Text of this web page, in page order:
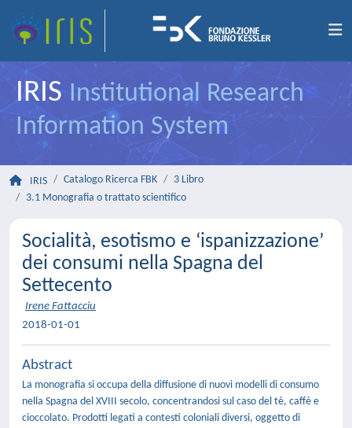
IRIS Institutional Research
Information System
IRIS Catalogo Ricerca FBK
3 Libro
3.1 Monografia o trattato scientifico
Socialità, esotismo e ‘ispanizzazione’
dei consumi nella Spagna del
Settecento
Irene Fattacciu
2018-01-01
Abstract
La monografia si occupa della diffusione di nuovi modelli di consumo
nella Spagna del XVIII secolo, concentrandosi sul caso del tè, caffè e
cioccolato. Prodotti legati a contesti coloniali diversi, oggetto di